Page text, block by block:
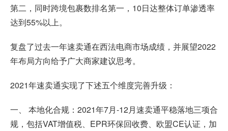
第二，同时跨境包裹数排名第一，10日达整体订单渗透率
达到55%以上。
复盘了过去一年速卖通在西法电商市场成绩，并展望2022
年布局方向给予广大商家建议思考。
2021年速卖通实现了下述五个维度完善升级：
一、 本地化合规：2021年7月-12月速卖通平稳落地三项合
规，包括VAT增值税、EPR环保回收费、欧盟CE认证，加